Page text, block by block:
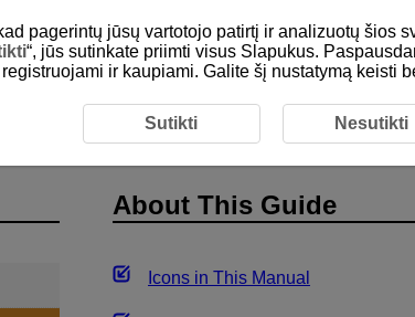
About This Guide
About This Guide
Icons in This Manual
pagerintų jūsų vartotojo patirtį ir analizuotų šios
“, jūs sutinkate priimti visus Slapukus.
ir kaupiami. Galite šį nustatymą keisti
Sutikti Nesutikti